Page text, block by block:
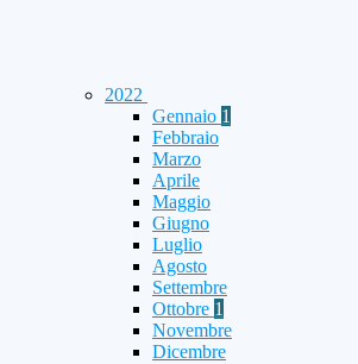
2022
Gennaio 1
Febbraio
Marzo
Aprile
Maggio
Giugno
Luglio
Agosto
Settembre
Ottobre 1
Novembre
Dicembre